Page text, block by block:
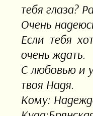
тебя глаза?
Очень
Если тебя
очень ждать.
С любовью и
твоя Надя.
Кому: